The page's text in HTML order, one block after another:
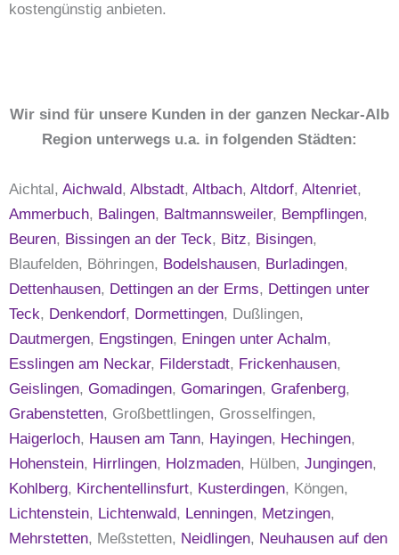
kostengünstig anbieten.
Wir sind für unsere Kunden in der ganzen Neckar-Alb
Region unterwegs u.a. in folgenden Städten:
Aichtal, Aichwald, Albstadt, Altbach, Altdorf, Altenriet,
Ammerbuch, Balingen, Baltmannsweiler, Bempflingen,
Beuren, Bissingen an der Teck, Bitz, Bisingen,
Blaufelden, Böhringen, Bodelshausen, Burladingen,
Dettenhausen, Dettingen an der Erms, Dettingen unter
Teck, Denkendorf, Dormettingen, Dußlingen,
Dautmergen, Engstingen, Eningen unter Achalm,
Esslingen am Neckar, Filderstadt, Frickenhausen,
Geislingen, Gomadingen, Gomaringen, Grafenberg,
Grabenstetten, Großbettlingen, Grosselfingen,
Haigerloch, Hausen am Tann, Hayingen, Hechingen,
Hohenstein, Hirrlingen, Holzmaden, Hülben, Jungingen,
Kohlberg, Kirchentellinsfurt, Kusterdingen, Köngen,
Lichtenstein, Lichtenwald, Lenningen, Metzingen,
Mehrstetten, Meßstetten, Neidlingen, Neuhausen auf den